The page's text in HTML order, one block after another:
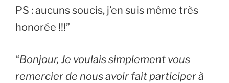
PS : aucuns soucis, j’en suis même très
honorée !!!”
“Bonjour, Je voulais simplement vous
remercier de nous avoir fait participer à